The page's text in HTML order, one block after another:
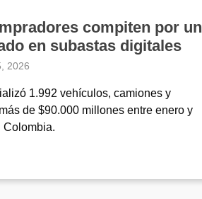
compiten por un
en subastas digitales
2026
1.992 vehículos, camiones y
de $90.000 millones entre enero y
Colombia.